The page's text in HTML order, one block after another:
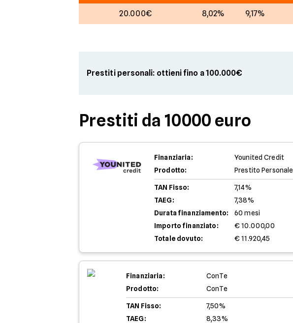
20.000€ 8,02% 9,17%
Prestiti personali: ottieni fino a 100.000€
Prestiti da 10000 euro
Finanziaria:
Younited Credit
Prodotto:
Prestito Personale
TAN Fisso:
7,14%
TAEG:
7,38%
Durata finanziamento:
60 mesi
Importo finanziato:
€ 10.000,00
Totale dovuto:
€ 11.920,45
Finanziaria:
ConTe
Prodotto:
ConTe
TAN Fisso:
7,50%
TAEG:
8,33%